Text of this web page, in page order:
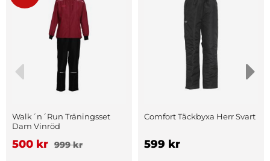
Walk´n´Run Träningsset
Dam Vinröd
500 kr 999 kr
Comfort Täckbyxa Herr Svart
599 kr